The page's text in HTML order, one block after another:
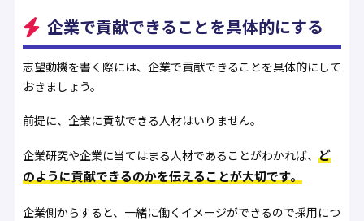
企業で貢献できることを具体的にする
志望動機を書く際には、企業で貢献できることを具体的にして
おきましょう。
前提に、企業に貢献できる人材はいりません。
企業研究や企業に当てはまる人材であることがわかれば、 ど
のように貢献できるのかを伝えることが大切です。
企業側からすると、一緒に働くイメージができるので採用につ